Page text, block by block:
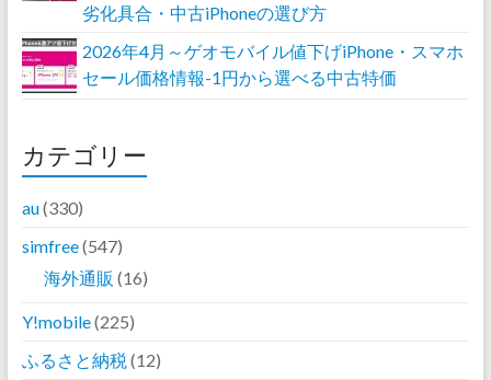
劣化具合・中古iPhoneの選び方
2026年4月～ゲオモバイル値下げiPhone・スマホ
セール価格情報-1円から選べる中古特価
カテゴリー
au(330)
simfree(547)
海外通販 (16)
Y!mobile(225)
ふるさと納税(12)